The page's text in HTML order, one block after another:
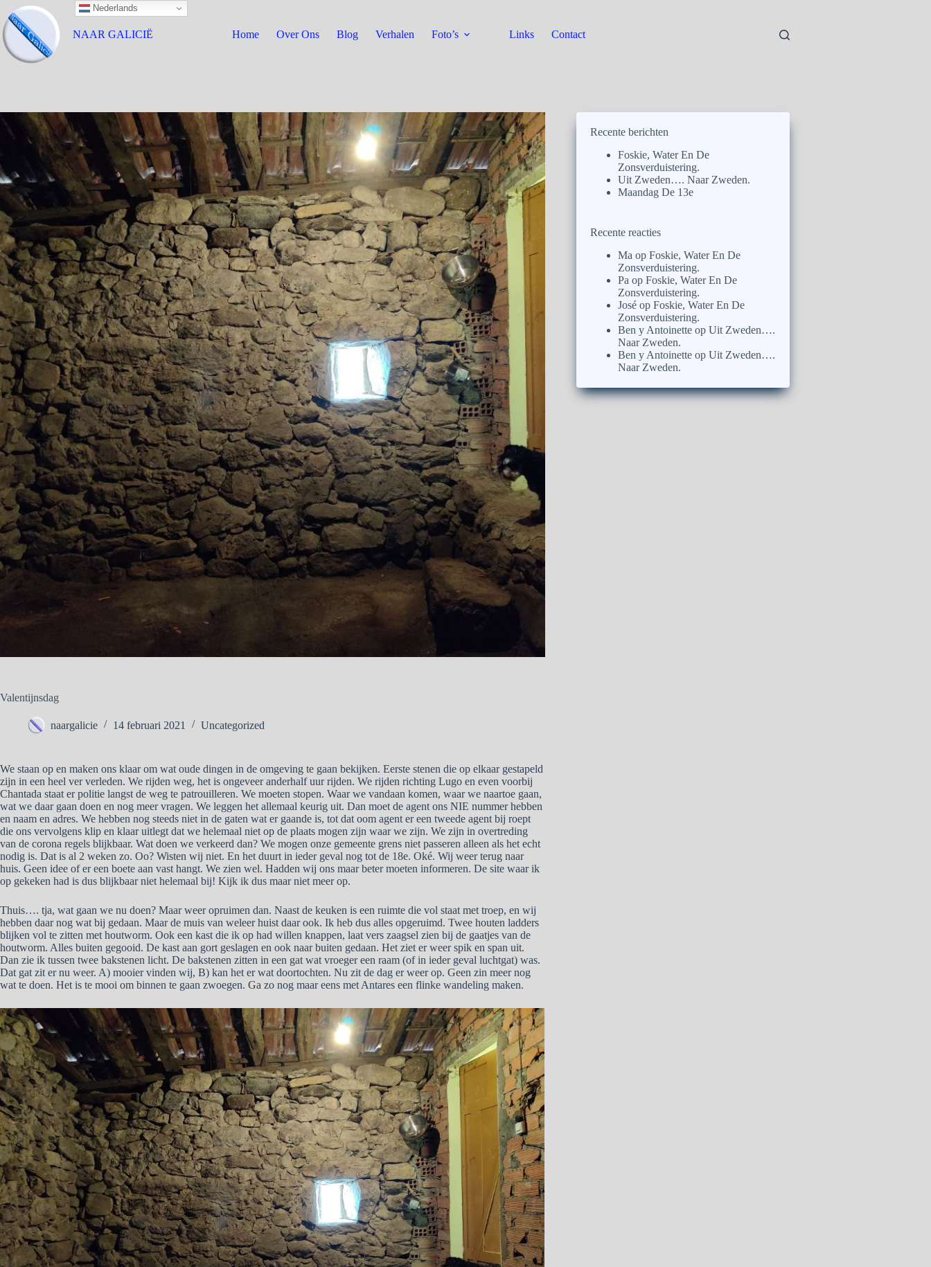
NAAR GALICIË Home Over Ons Blog Verhalen Foto’s Links Contact
Valentijnsdag
naargalicie 14 februari 2021 Uncategorized
We staan op en maken ons klaar om wat oude dingen in de omgeving te gaan bekijken. Eerste stenen die op elkaar gestapeld
zijn in een heel ver verleden. We rijden weg, het is ongeveer anderhalf uur rijden. We rijden richting Lugo en even voorbij
Chantada staat er politie langst de weg te patrouilleren. We moeten stopen. Waar we vandaan komen, waar we naartoe gaan,
wat we daar gaan doen en nog meer vragen. We leggen het allemaal keurig uit. Dan moet de agent ons NIE nummer hebben
en naam en adres. We hebben nog steeds niet in de gaten wat er gaande is, tot dat oom agent er een tweede agent bij roept
die ons vervolgens klip en klaar uitlegt dat we helemaal niet op de plaats mogen zijn waar we zijn. We zijn in overtreding
van de corona regels blijkbaar. Wat doen we verkeerd dan? We mogen onze gemeente grens niet passeren alleen als het echt
nodig is. Dat is al 2 weken zo. Oo? Wisten wij niet. En het duurt in ieder geval nog tot de 18e. Oké. Wij weer terug naar
huis. Geen idee of er een boete aan vast hangt. We zien wel. Hadden wij ons maar beter moeten informeren. De site waar ik
op gekeken had is dus blijkbaar niet helemaal bij! Kijk ik dus maar niet meer op.
Thuis…. tja, wat gaan we nu doen? Maar weer opruimen dan. Naast de keuken is een ruimte die vol staat met troep, en wij
hebben daar nog wat bij gedaan. Maar de muis van weleer huist daar ook. Ik heb dus alles opgeruimd. Twee houten ladders
blijken vol te zitten met houtworm. Ook een kast die ik op had willen knappen, laat vers zaagsel zien bij de gaatjes van de
houtworm. Alles buiten gegooid. De kast aan gort geslagen en ook naar buiten gedaan. Het ziet er weer spik en span uit.
Dan zie ik tussen twee bakstenen licht. De bakstenen zitten in een gat wat vroeger een raam (of in ieder geval luchtgat) was.
Dat gat zit er nu weer. A) mooier vinden wij, B) kan het er wat doortochten. Nu zit de dag er weer op. Geen zin meer nog
wat te doen. Het is te mooi om binnen te gaan zwoegen. Ga zo nog maar eens met Antares een flinke wandeling maken.
Recente berichten
Foskie, Water En De
Zonsverduistering.
Uit Zweden…. Naar Zweden.
Maandag De 13e
Recente reacties
Ma opFoskie, Water En De
Zonsverduistering.
Pa opFoskie, Water En De
Zonsverduistering.
José opFoskie, Water En De
Zonsverduistering.
Ben y Antoinette opUit Zweden….
Naar Zweden.
Ben y Antoinette opUit Zweden….
Naar Zweden.
Nederlands